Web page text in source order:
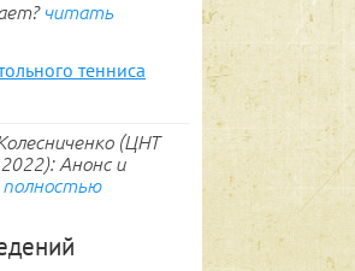
читать
тенниса
(ЦНТ
Анонс и